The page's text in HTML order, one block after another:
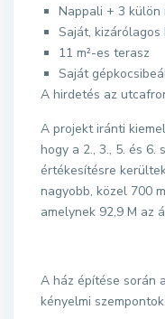
Nappali + 3 külön
Saját,
11 m²-es terasz
Saját
A hirdetés az
A projekt iránti
hogy a 2., 3., 5. és 6.
értékesítésre
nagyobb, közel 700
amelynek 92,9 M az
A ház építése során
kényelmi